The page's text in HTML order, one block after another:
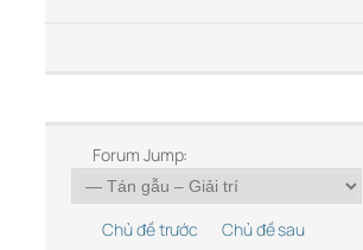
Forum Jump:
Chủ đề trước Chủ đề sau